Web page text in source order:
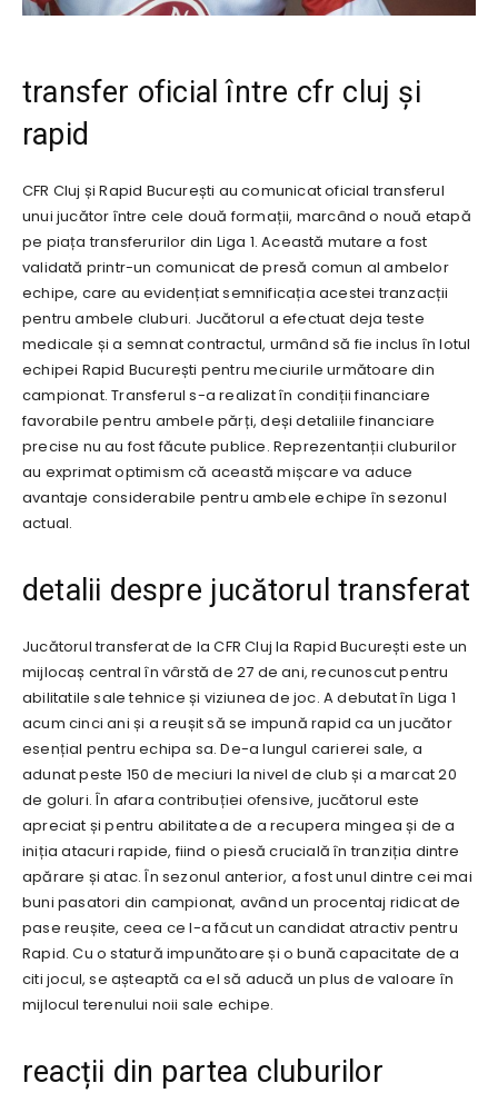
transfer oficial între cfr cluj și
rapid
CFR Cluj și Rapid București au comunicat oficial transferul
unui jucător între cele două formații, marcând o nouă etapă
pe piața transferurilor din Liga 1. Această mutare a fost
validată printr-un comunicat de presă comun al ambelor
echipe, care au evidențiat semnificația acestei tranzacții
pentru ambele cluburi. Jucătorul a efectuat deja teste
medicale și a semnat contractul, urmând să fie inclus în lotul
echipei Rapid București pentru meciurile următoare din
campionat. Transferul s-a realizat în condiții financiare
favorabile pentru ambele părți, deși detaliile financiare
precise nu au fost făcute publice. Reprezentanții cluburilor
au exprimat optimism că această mișcare va aduce
avantaje considerabile pentru ambele echipe în sezonul
actual.
detalii despre jucătorul transferat
Jucătorul transferat de la CFR Cluj la Rapid București este un
mijlocaș central în vârstă de 27 de ani, recunoscut pentru
abilitatile sale tehnice și viziunea de joc. A debutat în Liga 1
acum cinci ani și a reușit să se impună rapid ca un jucător
esențial pentru echipa sa. De-a lungul carierei sale, a
adunat peste 150 de meciuri la nivel de club și a marcat 20
de goluri. În afara contribuției ofensive, jucătorul este
apreciat și pentru abilitatea de a recupera mingea și de a
iniția atacuri rapide, fiind o piesă crucială în tranziția dintre
apărare și atac. În sezonul anterior, a fost unul dintre cei mai
buni pasatori din campionat, având un procentaj ridicat de
pase reușite, ceea ce l-a făcut un candidat atractiv pentru
Rapid. Cu o statură impunătoare și o bună capacitate de a
citi jocul, se așteaptă ca el să aducă un plus de valoare în
mijlocul terenului noii sale echipe.
reacții din partea cluburilor